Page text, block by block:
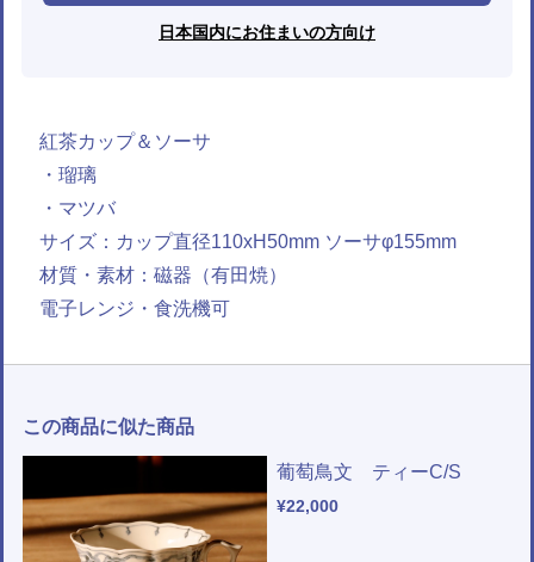
日本国内にお住まいの方向け
紅茶カップ＆ソーサ
・瑠璃
・マツバ
サイズ：カップ直径110xH50mm ソーサφ155mm
材質・素材：磁器（有田焼）
電子レンジ・食洗機可
この商品に似た商品
葡萄鳥文 ティーC/S
¥22,000